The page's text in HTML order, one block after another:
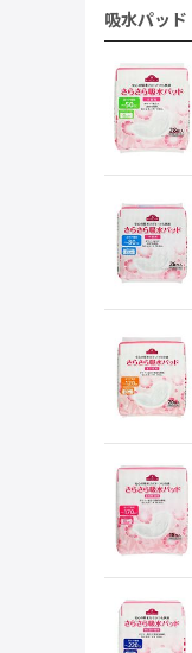
吸水パッド